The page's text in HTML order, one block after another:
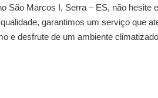
São Marcos I, Serra – ES, não hesite
garantimos um serviço que
e desfrute de um ambiente